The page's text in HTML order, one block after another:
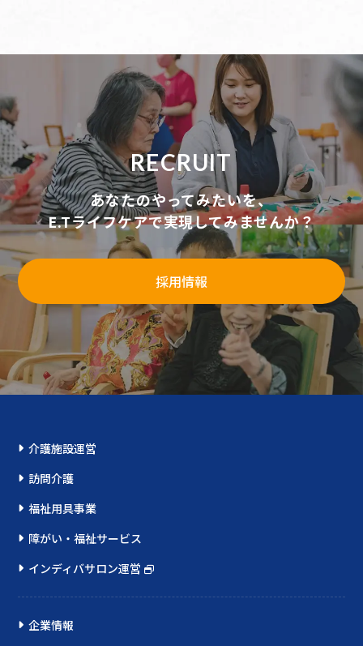
RECRUIT
あなたのやってみたいを、
E.Tライフケアで実現してみませんか？
採用情報
介護施設運営
訪問介護
福祉用具事業
障がい・福祉サービス
インディバサロン運営
企業情報